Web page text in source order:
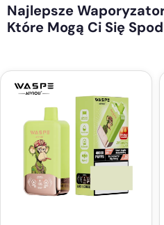
Najlepsze
Które Mogą Ci Się